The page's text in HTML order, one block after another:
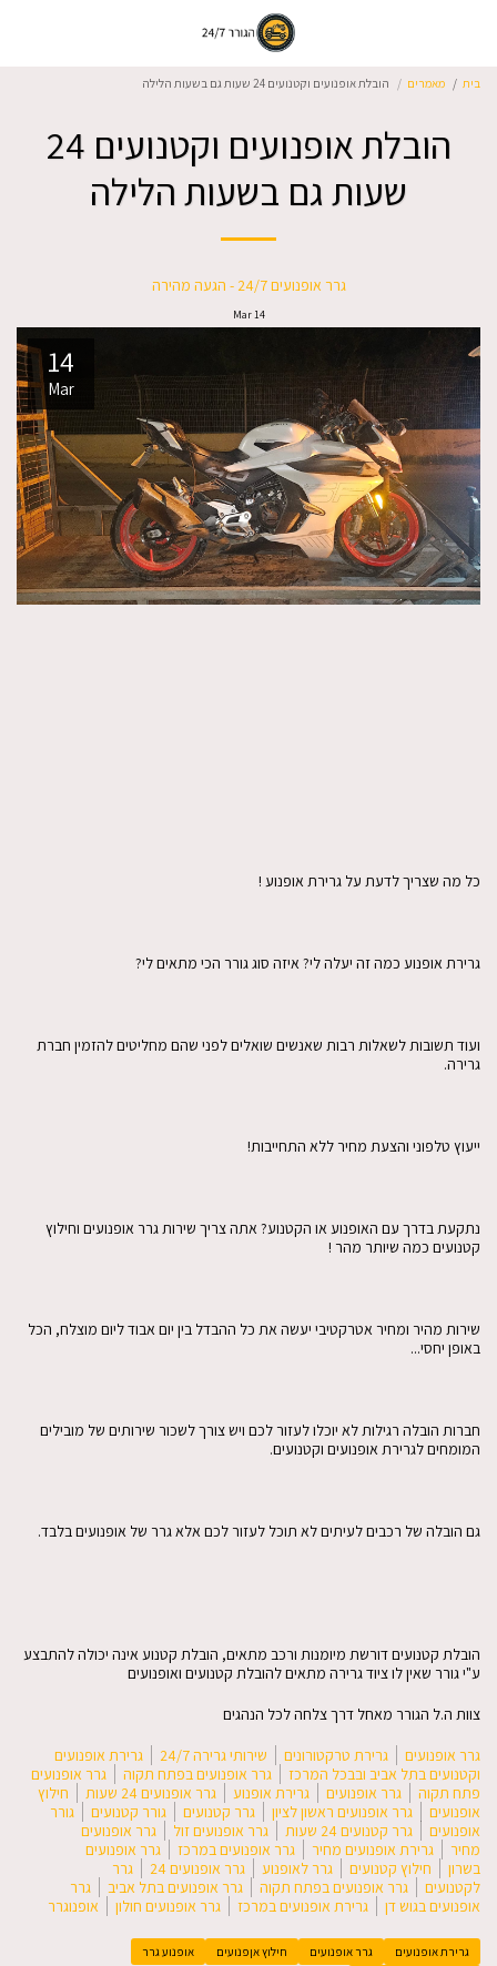
בית מאמרים הובלת אופנועים וקטנועים 24 שעות גם בשעות הלילה
הובלת אופנועים וקטנועים 24
שעות גם בשעות הלילה
גרר אופנועים 24/7 - הגעה מהירה
14
Mar
14
Mar
כל מה שצריך לדעת על גרירת אופנוע !
גרירת אופנוע כמה זה יעלה לי? איזה סוג גורר הכי מתאים לי?
ועוד תשובות לשאלות רבות שאנשים שואלים לפני שהם מחליטים להזמין חברת
גרירה.
ייעוץ טלפוני והצעת מחיר ללא התחייבות!
נתקעת בדרך עם האופנוע או הקטנוע? אתה צריך שירות גרר אופנועים וחילוץ
קטנועים כמה שיותר מהר !
שירות מהיר ומחיר אטרקטיבי יעשה את כל ההבדל בין יום אבוד ליום מוצלח, הכל
באופן יחסי...
חברות הובלה רגילות לא יוכלו לעזור לכם ויש צורך לשכור שירותים של מובילים
המומחים לגרירת אופנועים וקטנועים.
גם הובלה של רכבים לעיתים לא תוכל לעזור לכם אלא גרר של אופנועים בלבד.
הובלת קטנועים דורשת מיומנות ורכב מתאים, הובלת קטנוע אינה יכולה להתבצע
ע"י גורר שאין לו ציוד גרירה מתאים להובלת קטנועים ואופנועים
צוות ה.ל הגורר מאחל דרך צלחה לכל הנהגים
גרר אופנועים גרירת טרקטורונים שירותי גרירה 24/7
גרירת אופנועים
וקטנועים בתל אביב ובבכל המרכז
גרר אופנועים בפתח תקוה
גרר אופנועים
פתח תקוה
גרר אופנועים גרירת אופנוע גרר אופנועים 24 שעות
חילוץ
אופנועים
גרר אופנועים ראשון לציון גרר קטנועים גורר קטנועים
גורר
אופנועים
גרר קטנועים 24 שעות גרר אופנועים זול
גרר אופנועים
מחיר
גרירת אופנועים מחיר גרר אופנועים במרכז
גרר אופנועים
בשרון
חילוץ קטנועים גרר לאופנוע גרר אופנועים 24
גרר
לקטנועים
גרר אופנועים בפתח תקוה גרר אופנועים בתל אביב
גרר
אופנועים בגוש דן
גרירת אופנועים במרכז גרר אופנועים חולון אופנוגרר
גרירת אופנועים גרר אופנועים חילוץ אןפנועים
אופנוע גרר